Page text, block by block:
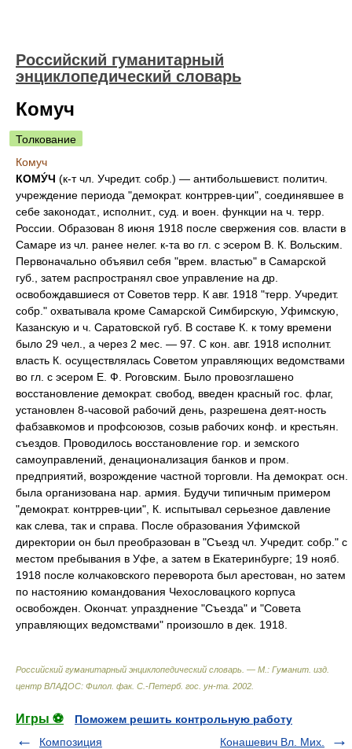
Российский гуманитарный
энциклопедический словарь
Комуч
Толкование
Комуч
КОМУ́Ч (к-т чл. Учредит. собр.) — антибольшевист. политич.
учреждение периода "демократ. контррев-ции", соединявшее в
себе законодат., исполнит., суд. и воен. функции на ч. терр.
России. Образован 8 июня 1918 после свержения сов. власти в
Самаре из чл. ранее нелег. к-та во гл. с эсером В. К. Вольским.
Первоначально объявил себя "врем. властью" в Самарской
губ., затем распространял свое управление на др.
освобождавшиеся от Советов терр. К авг. 1918 "терр. Учредит.
собр." охватывала кроме Самарской Симбирскую, Уфимскую,
Казанскую и ч. Саратовской губ. В составе К. к тому времени
было 29 чел., а через 2 мес. — 97. С кон. авг. 1918 исполнит.
власть К. осуществлялась Советом управляющих ведомствами
во гл. с эсером Е. Ф. Роговским. Было провозглашено
восстановление демократ. свобод, введен красный гос. флаг,
установлен 8-часовой рабочий день, разрешена деят-ность
фабзавкомов и профсоюзов, созыв рабочих конф. и крестьян.
съездов. Проводилось восстановление гор. и земского
самоуправлений, денационализация банков и пром.
предприятий, возрождение частной торговли. На демократ. осн.
была организована нар. армия. Будучи типичным примером
"демократ. контррев-ции", К. испытывал серьезное давление
как слева, так и справа. После образования Уфимской
директории он был преобразован в "Съезд чл. Учредит. собр." с
местом пребывания в Уфе, а затем в Екатеринбурге; 19 нояб.
1918 после колчаковского переворота был арестован, но затем
по настоянию командования Чехословацкого корпуса
освобожден. Окончат. упразднение "Съезда" и "Совета
управляющих ведомствами" произошло в дек. 1918.
Российский гуманитарный энциклопедический словарь. — М.: Гуманит. изд.
центр ВЛАДОС: Филол. фак. С.-Петерб. гос. ун-та 2002
Игры ⚽
Поможем решить контрольную работу
Композиция
Конашевич Вл. Мих.